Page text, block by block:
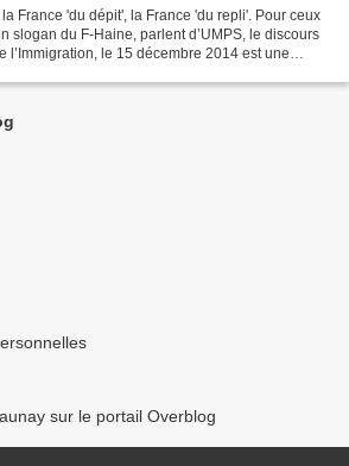
France 'du dépit', la France 'du repli'. Pour ceux
slogan du F-Haine, parlent d’UMPS, le discours
l’Immigration, le 15 décembre 2014 est une
sur le portail Overblog